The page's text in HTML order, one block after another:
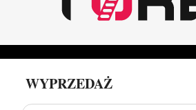
WYPRZEDAŻ